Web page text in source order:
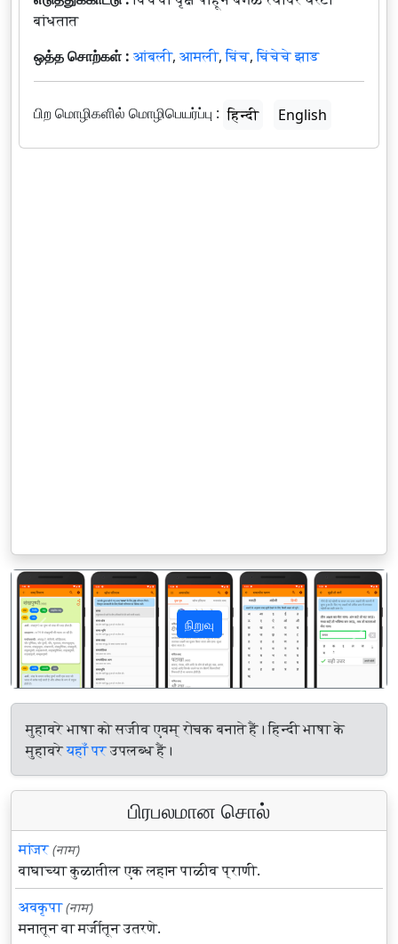
बांधतात
ஒத்த சொற்கள் : आंबली, आमली,चिंच,चिंचेचे झाड
பிற மொழிகளில் மொழிபெயர்ப்பு : हिन्दी English
நிறுவு
पिछला अगला
मुहावरे भाषा को सजीव एवम् रोचक बनाते हैं। हिन्दी भाषा के
मुहावरेयहाँ परउपलब्ध हैं।
பிரபலமான சொல்
मांजर (नाम)
वाघाच्या कुळातील एक लहान पाळीव प्राणी.
अवकृपा (नाम)
मनातून वा मर्जीतून उतरणे.